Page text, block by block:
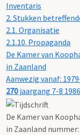
Inventaris
2. Stukken
2.1. Organisatie
2.1.10. Propaganda
De Kamer van
in Zaanland
Aanwezig vanaf:
270 jaargang 7-8 1986
De Kamer van
in Zaanland